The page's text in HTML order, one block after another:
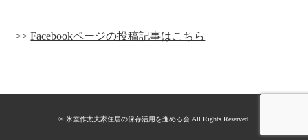
>>Facebookページの投稿記事はこちら
© 氷室作太夫家住居の保存活用を進める会 All Rights Reserved.